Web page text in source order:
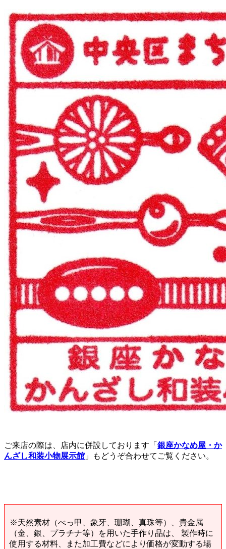
ご来店の際は、店内に併設しております「 銀座かなめ屋・か
んざし和装小物展示館 」もどうぞ合わせてご覧ください。
※天然素材（べっ甲、象牙、珊瑚、真珠等）、貴金属
（金、銀、プラチナ等）を用いた手作り品は、 製作時に
使用する材料、また加工費などにより価格が変動する場